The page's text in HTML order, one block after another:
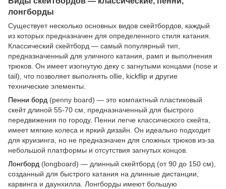
лонгборды
Существует несколько основных видов скейтбордов, каждый
из которых предназначен для определенного стиля катания.
Классический скейтборд — самый популярный тип,
предназначенный для уличного катания, рамп и выполнения
трюков. Он имеет изогнутую деку с загнутыми концами (nose и
tail), что позволяет выполнять ollie, kickflip и другие
технические элементы.
Пенни борд (penny board) — это компактный пластиковый
скейт длиной 55-70 см, предназначенный для быстрого
передвижения по городу. Пенни легче классического скейта,
имеет мягкие колеса и яркий дизайн. Он идеально подходит
для круизинга, но не предназначен для сложных трюков из-за
небольшой платформы и отсутствия загнутых концов.
Лонгборд (longboard) — длинный скейтборд (от 90 до 150 см),
созданный для быстрого катания на длинные дистанции,
карвинга и даунхилла. Лонгборды имеют большую